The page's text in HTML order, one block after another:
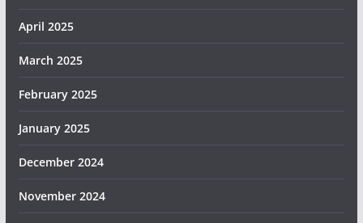
April 2025
March 2025
February 2025
January 2025
December 2024
November 2024